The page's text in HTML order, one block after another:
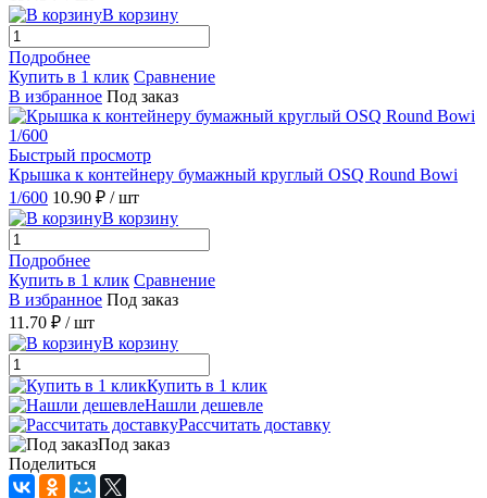
В корзину
Подробнее
Купить в 1 клик Сравнение
В избранное Под заказ
Быстрый просмотр
Крышка к контейнеру бумажный круглый OSQ Round Bowi
1/600 10.90 ₽ / шт
В корзину
Подробнее
Купить в 1 клик Сравнение
В избранное Под заказ
11.70 ₽ / шт
В корзину
Купить в 1 клик
Нашли дешевле
Рассчитать доставку
Под заказ
Поделиться